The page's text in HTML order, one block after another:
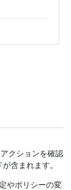
クションを確認
含まれます。
やポリシーの変